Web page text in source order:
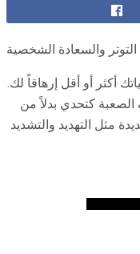
التوتر والسعادة الشخصية
أكثر أو أقل إرهاقاً لك.
كتحدي بدلاً من
مثل التهديد والتشديد